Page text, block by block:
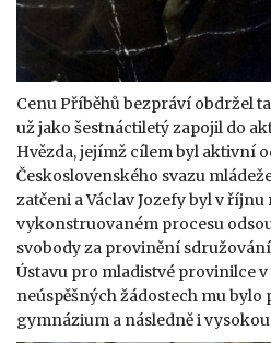
Cenu Příběhů bezpráví obdržel
už jako šestnáctiletý zapojil do
Hvězda, jejímž cílem byl aktivní
Československého svazu
zatčeni a Václav Jozefy byl v říjnu
vykonstruovaném procesu
svobody za provinění
Ústavu pro mladistvé provinilce
neúspěšných žádostech mu
gymnázium a následně i